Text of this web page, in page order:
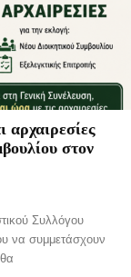
στον
Συλλόγου
να συμμετάσχουν